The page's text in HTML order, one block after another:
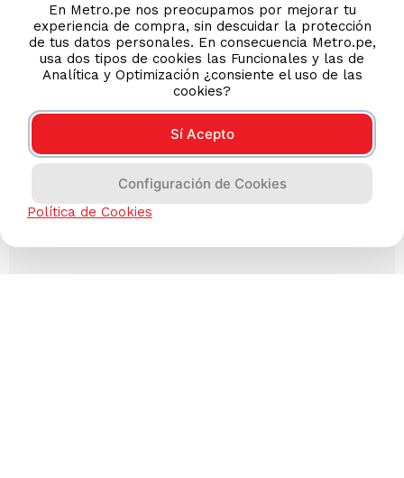
En Metro.pe nos preocupamos por mejorar tu
experiencia de compra, sin descuidar la protección
de tus datos personales. En consecuencia Metro.pe,
usa dos tipos de cookies las Funcionales y las de
Analítica y Optimización ¿consiente el uso de las
cookies?
Sí Acepto
Configuración de Cookies
Política de Cookies